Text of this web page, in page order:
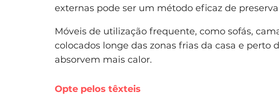
externas pode ser um método eficaz de
Móveis de utilização frequente, como sofás,
colocados longe das zonas frias da casa e perto
absorvem mais calor.
Opte pelos têxteis